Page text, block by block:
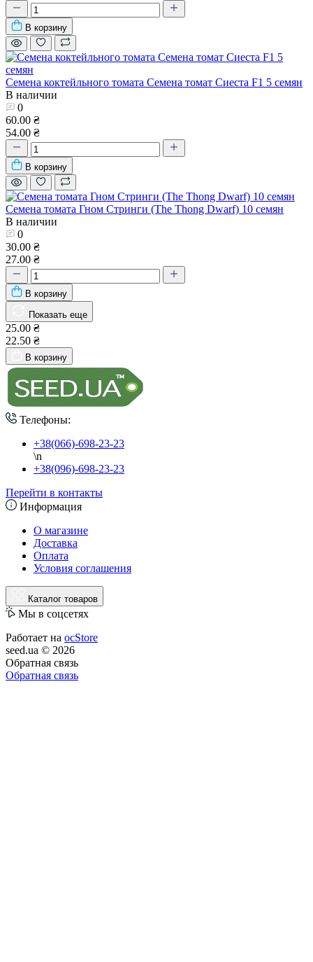
В корзину
Семена коктейльного томата Семена томат Сиеста F1 5 семян
В наличии
0
60.00 ₴
54.00 ₴
В корзину
Семена томата Гном Стринги (The Thong Dwarf) 10 семян
В наличии
0
30.00 ₴
27.00 ₴
В корзину
Показать еще
25.00 ₴
22.50 ₴
В корзину
Телефоны:
+38(066)-698-23-23
\n
+38(096)-698-23-23
Перейти в контакты
Информация
О магазине
Доставка
Оплата
Условия соглашения
Каталог товаров
Мы в соцсетях
Работает на ocStore
seed.ua © 2026
Обратная связь
Обратная связь